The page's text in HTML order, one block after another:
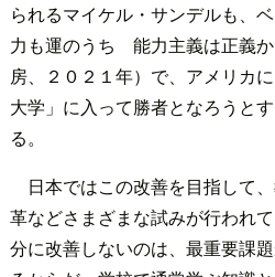
られるマイケル・サンデルも、
力も運のうち 能力主義は正義
房、２０２１年）で、アメリカ
大学」に入って勝者となろうと
る。
日本ではこの改善を目指して
革などさまざまな試みが行われ
分に改善しないのは、最重要課